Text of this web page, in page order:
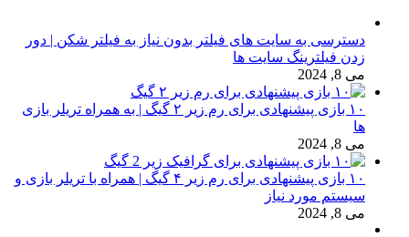
دسترسی به سایت های فیلتر بدون نیاز به فیلتر شکن | دور
زدن فیلترینگ سایت ها
می 8, 2024
۱۰ بازی پیشنهادی برای رم زیر ۲ گیگ | به همراه تریلر بازی
ها
می 8, 2024
۱۰ بازی پیشنهادی برای رم زیر ۴ گیگ | همراه با تریلر بازی و
سیستم مورد نیاز
می 8, 2024